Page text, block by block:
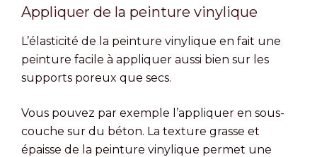
Appliquer de la peinture vinylique
L’élasticité de la peinture vinylique en fait une
peinture facile à appliquer aussi bien sur les
supports poreux que secs.
Vous pouvez par exemple l’appliquer en sous-
couche sur du béton. La texture grasse et
épaisse de la peinture vinylique permet une